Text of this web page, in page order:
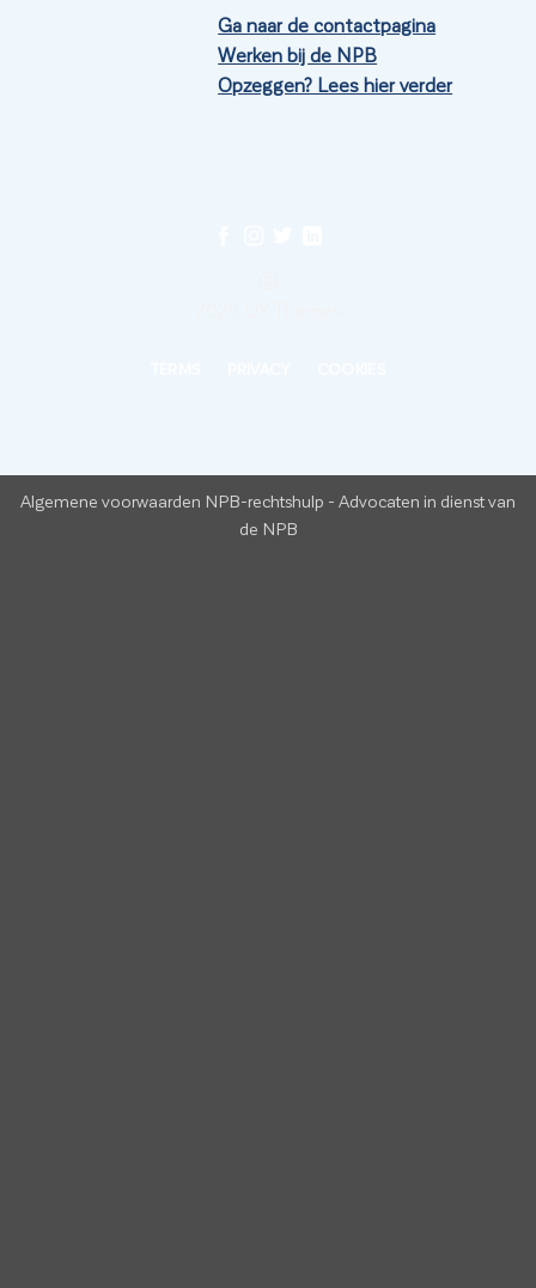
Ga naar de contactpagina
Werken bij de NPB
Opzeggen? Lees hier verder
Algemene voorwaarden NPB-rechtshulp - Advocaten in dienst van
de NPB